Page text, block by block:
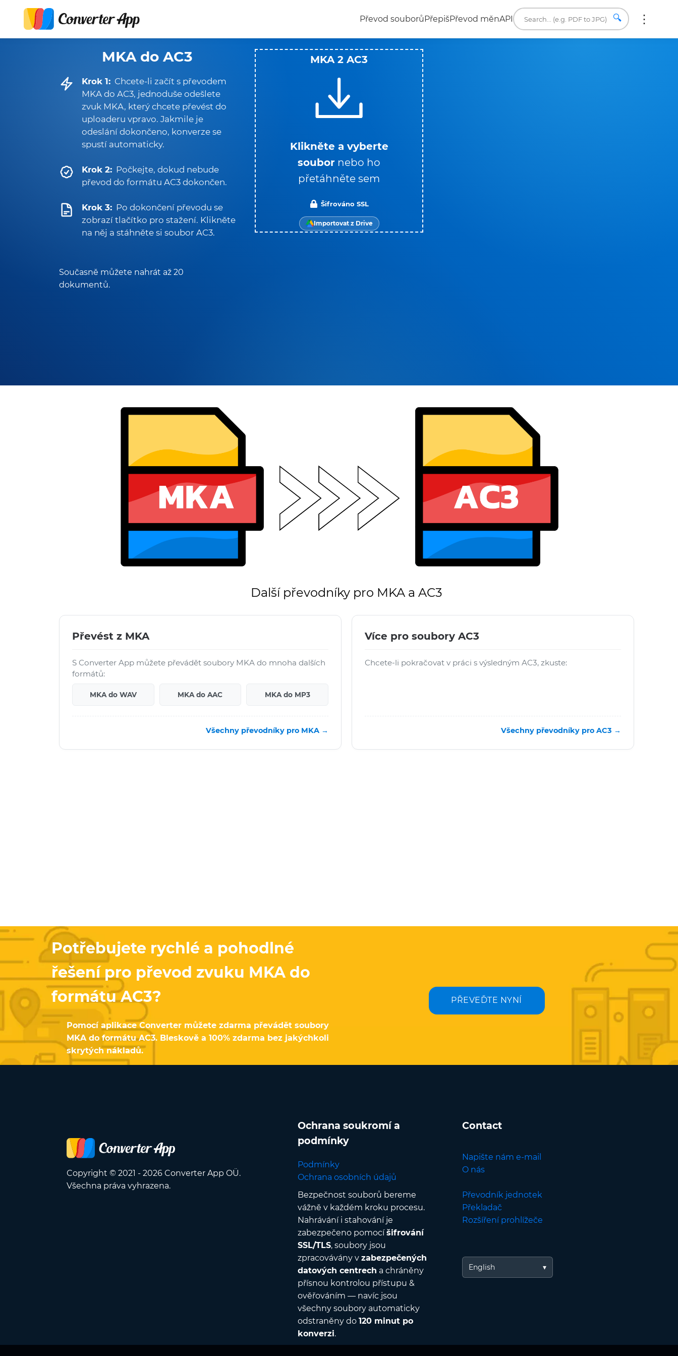
Převod souborůPřepišPřevod měnAPI 🔍
MKA do AC3
Krok 1: Chcete-li začít s převodem
MKA do AC3, jednoduše odešlete
zvuk MKA, který chcete převést do
uploaderu vpravo. Jakmile je
odeslání dokončeno, konverze se
spustí automaticky.
Krok 2: Počkejte, dokud nebude
převod do formátu AC3 dokončen.
Krok 3: Po dokončení převodu se
zobrazí tlačítko pro stažení. Klikněte
na něj a stáhněte si soubor AC3.
Současně můžete nahrát až 20
dokumentů.
MKA 2 AC3
Klikněte a vyberte
soubor nebo ho
přetáhněte sem
Šifrováno SSL
Importovat z Drive
Další převodníky pro MKA a AC3
Převést z MKA
S Converter App můžete převádět soubory MKA do mnoha dalších
formátů:
MKA do WAV MKA do AAC MKA do MP3
Všechny převodníky pro MKA →
Více pro soubory AC3
Chcete-li pokračovat v práci s výsledným AC3, zkuste:
Všechny převodníky pro AC3 →
Potřebujete rychlé a pohodlné
řešení pro převod zvuku MKA do
formátu AC3?
Pomocí aplikace Converter můžete zdarma převádět soubory
MKA do formátu AC3. Bleskově a 100% zdarma bez jakýchkoli
skrytých nákladů.
PŘEVEĎTE NYNÍ
Copyright © 2021 - 2026 Converter App OÜ.
Všechna práva vyhrazena.
Ochrana soukromí a
podmínky
Podmínky
Ochrana osobních údajů
Bezpečnost souborů bereme
vážně v každém kroku procesu.
Nahrávání i stahování je
zabezpečeno pomocíšifrování
SSL/TLS, soubory jsou
zpracovávány v zabezpečených
datových centrech a chráněny
přísnou kontrolou přístupu &
ověřováním — navíc jsou
všechny soubory automaticky
odstraněny do 120 minut po
konverzi.
Contact
Napište nám e-mail
O nás
Převodník jednotek
Překladač
Rozšíření prohlížeče
English